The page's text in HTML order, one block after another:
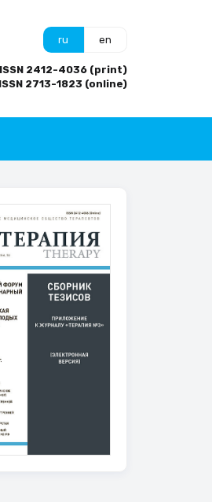
ru en
ISSN 2412-4036 (print)
ISSN 2713-1823 (online)